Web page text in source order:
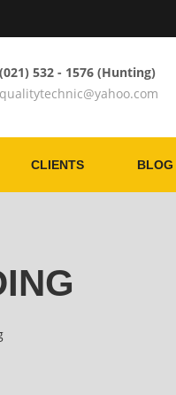
(021) 532 - 1576 (Hunting)
qualitytechnic@yahoo.com
CLIENTS BLOG